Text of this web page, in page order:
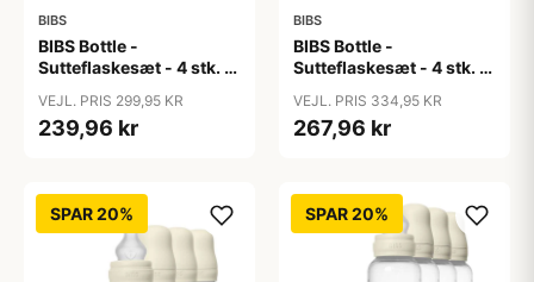
BIBS
BIBS Bottle -
Sutteflaskesæt - 4 stk. -
150ml - Ivory
VEJL. PRIS 299,95 KR
239,96 kr
BIBS
BIBS Bottle -
Sutteflaskesæt - 4 stk. -
270ml - Ivory
VEJL. PRIS 334,95 KR
267,96 kr
SPAR 20% SPAR 20%